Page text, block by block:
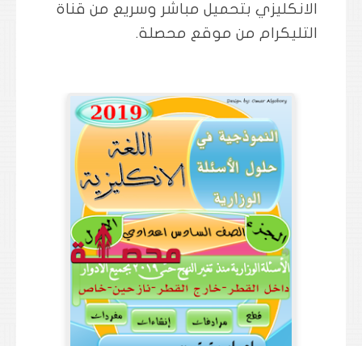
الانكليزي بتحميل مباشر وسريع من قناة
التليكرام من موقع محصلة.